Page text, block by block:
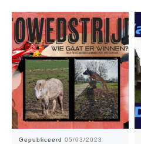
Gepubliceerd 05/03/2023